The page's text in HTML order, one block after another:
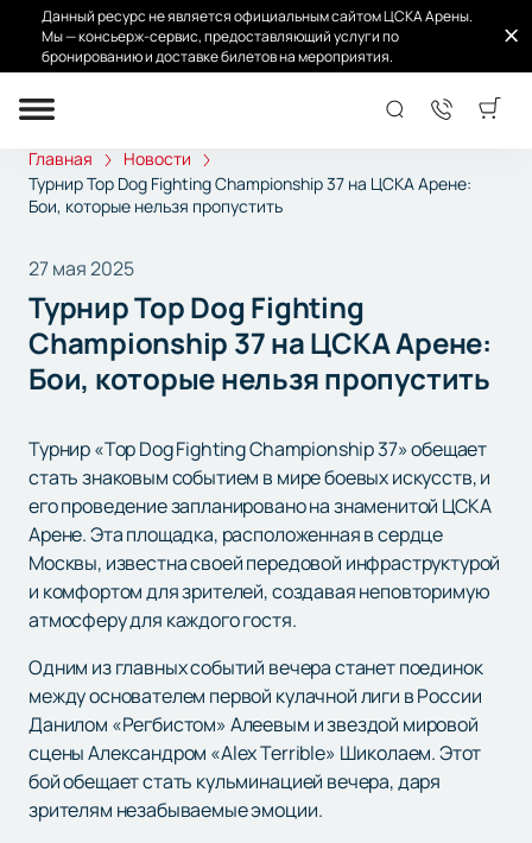
Данный ресурс не является официальным сайтом ЦСКА Арены.
Мы — консьерж-сервис, предоставляющий услуги по
бронированию и доставке билетов на мероприятия.
Главная
Новости
Турнир Top Dog Fighting Championship 37 на ЦСКА Арене:
Бои, которые нельзя пропустить
27 мая 2025
Турнир Top Dog Fighting
Championship 37 на ЦСКА Арене:
Бои, которые нельзя пропустить
Турнир «Top Dog Fighting Championship 37» обещает
стать знаковым событием в мире боевых искусств, и
его проведение запланировано на знаменитой ЦСКА
Арене. Эта площадка, расположенная в сердце
Москвы, известна своей передовой инфраструктурой
и комфортом для зрителей, создавая неповторимую
атмосферу для каждого гостя.
Одним из главных событий вечера станет поединок
между основателем первой кулачной лиги в России
Данилом «Регбистом» Алеевым и звездой мировой
сцены Александром «Alex Terrible» Шиколаем. Этот
бой обещает стать кульминацией вечера, даря
зрителям незабываемые эмоции.